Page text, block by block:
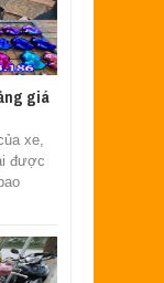
giá
xe,
được